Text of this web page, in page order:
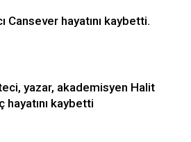
Cansever hayatını kaybetti.
yazar, akademisyen Halit
hayatını kaybetti